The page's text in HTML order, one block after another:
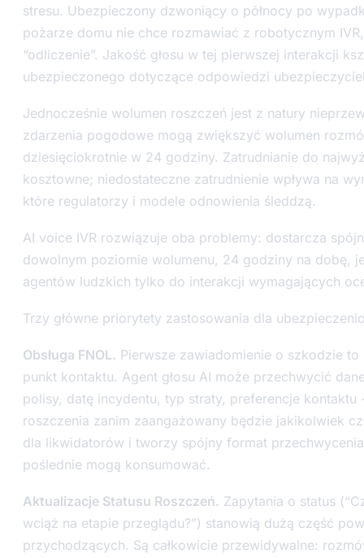
stresu. Ubezpieczony dzwoniący o północy po
pożarze domu nie chce rozmawiać z robotycznym
“odliczenie”. Jakość głosu w tej pierwszej interakcji
ubezpieczonego dotyczące odpowiedzi
Jednocześnie wolumen roszczeń jest z natury
zdarzenia pogodowe mogą zwiększyć wolumen
dziesięciokrotnie w 24 godziny. Zatrudnianie do
kosztowne; niedostateczne zatrudnienie wpływa na
które regulatorzy i modele odnowienia śleddzą.
AI voice IVR rozwiązuje oba problemy: dostarcza
dowolnym poziomie wolumenu, 24 godziny na dobę,
agentów ludzkich tylko do interakcji wymagających
Trzy główne priorytety zastosowania dla
Obsługa FNOL. Pierwsze zawiadomienie o szkodzie to
punkt kontaktu. Agent głosu AI może przechwycić
polisy, datę incydentu, typ straty, preferencje
roszczenia zanim zaangażowany będzie jakikolwiek
dla likwidatorów i tworzy spójny format
poślednie mogą konsumować.
Aktualizacje Statusu Roszczeń. Zapytania o status
wciąż na etapie przeglądu?”) stanowią dużą część
przychodzących. Są całkowicie przewidywalne: